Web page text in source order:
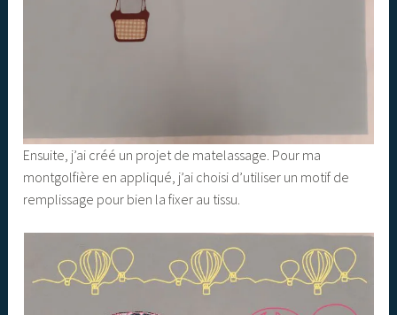
Ensuite, j’ai créé un projet de matelassage. Pour ma
montgolfière en appliqué, j’ai choisi d’utiliser un motif de
remplissage pour bien la fixer au tissu.